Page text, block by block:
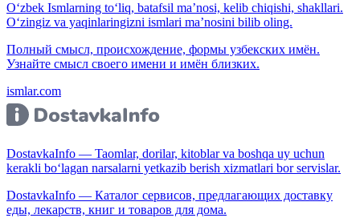
O‘zbek Ismlarning to‘liq, batafsil ma’nosi, kelib chiqishi, shakllari.
O‘zingiz va yaqinlaringizni ismlari ma’nosini bilib oling.
Полный смысл, происхождение, формы узбекских имён.
Узнайте смысл своего имени и имён близких.
ismlar.com
DostavkaInfo — Taomlar, dorilar, kitoblar va boshqa uy uchun
kerakli bo‘lagan narsalarni yetkazib berish xizmatlari bor servislar.
DostavkaInfo — Каталог сервисов, предлагающих доставку
еды, лекарств, книг и товаров для дома.